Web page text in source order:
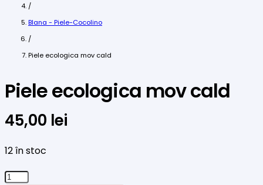
/
Blana - Piele-Cocolino
/
Piele ecologica mov cald
Piele ecologica mov cald
45,00 lei
12 în stoc
Cantitate